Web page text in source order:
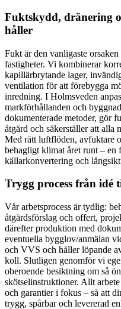
Fuktskydd, dränering
håller
Fukt är den vanligaste
fastigheter. Vi kombinerar
kapillärbrytande lager,
ventilation för att förebygga
inredning. I Holmsveden
markförhållanden och
dokumenterade metoder, gör
åtgärd och säkerställer att alla
Med rätt luftflöden, avfuktare
behagligt klimat året runt – en
källarkonvertering och
Trygg process från idé
Vår arbetsprocess är tydlig:
åtgärdsförslag och offert,
därefter produktion med
eventuella bygglov/anmälan
och VVS och håller löpande
koll. Slutligen genomför vi
oberoende besiktning om så
skötselinstruktioner. Allt
och garantier i fokus – så att
trygg, spårbar och levererad